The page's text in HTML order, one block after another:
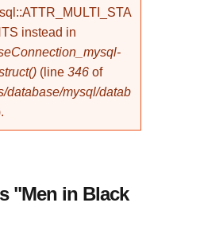
instead in
(line 346 of
database/mysql/datab
"Men in Black